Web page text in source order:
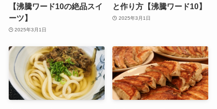
【沸騰ワード10の絶品スイ
ーツ】
2025年3月1日
と作り方【沸騰ワード10】
2025年3月1日